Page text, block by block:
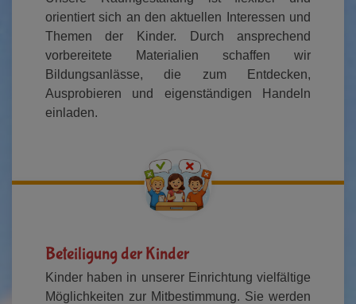
orientiert sich an den aktuellen Interessen und
Themen der Kinder. Durch ansprechend
vorbereitete Materialien schaffen wir
Bildungsanlässe, die zum Entdecken,
Ausprobieren und eigenständigen Handeln
einladen.
Beteiligung der Kinder
Kinder haben in unserer Einrichtung vielfältige
Möglichkeiten zur Mitbestimmung. Sie werden